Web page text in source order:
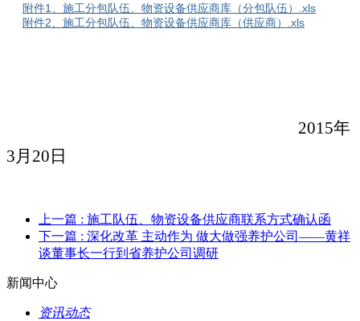
附件1、施工分包队伍、物资设备供应商库（分包队伍）.xls
附件2、施工分包队伍、物资设备供应商库（供应商）.xls
2015年
3月 20 日
上一篇 : 施工队伍、物资设备供应商联系方式确认函
下一篇 : 深化改革 主动作为 做大做强养护公司——黄祥
谈董事长一行到省养护公司调研
新闻中心
资讯动态